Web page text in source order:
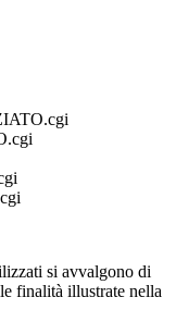
si avvalgono di
finalità illustrate nella